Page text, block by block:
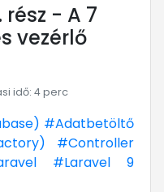
- A 7
vezérlő
idő: 4 perc
#Adatbetöltő
#Controller
#Laravel 9